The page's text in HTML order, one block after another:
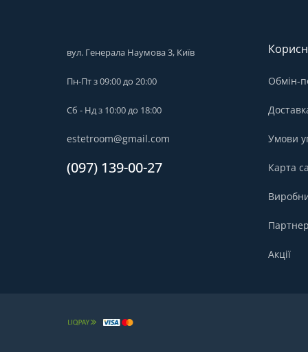
вул. Генерала Наумова 3, Київ
Пн-Пт з 09:00 до 20:00
Сб - Нд з 10:00 до 18:00
estetroom@gmail.com
(097) 139-00-27
Обмін-
Умови
Карта
Акції